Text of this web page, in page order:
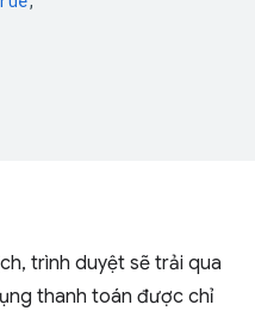
trình duyệt sẽ trải qua
thanh toán được chỉ